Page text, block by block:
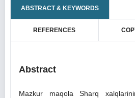
ABSTRACT & KEYWORDS
REFERENCES
Abstract
Mazkur maqola Sharq